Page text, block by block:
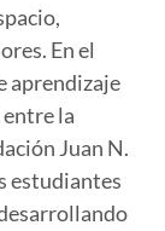
En el
aprendizaje
la
Juan N.
estudiantes